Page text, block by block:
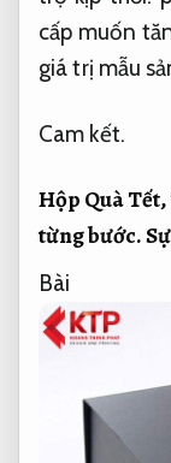
cấp muốn
giá trị mẫu
Cam kết.
Hộp Quà Tết,
từng bước.